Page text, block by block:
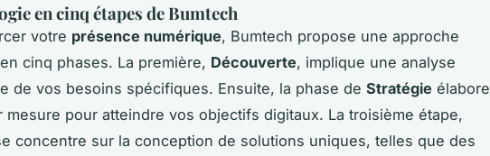
en cinq étapes de Bumtech
votre présence numérique, Bumtech propose une approche
cinq phases. La première, Découverte, implique une analyse
de vos besoins spécifiques. Ensuite, la phase de Stratégie élabore
mesure pour atteindre vos objectifs digitaux. La troisième étape,
concentre sur la conception de solutions uniques, telles que des